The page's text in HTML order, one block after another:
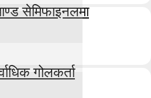
सेमिफाइनलमा
गोलकर्ता